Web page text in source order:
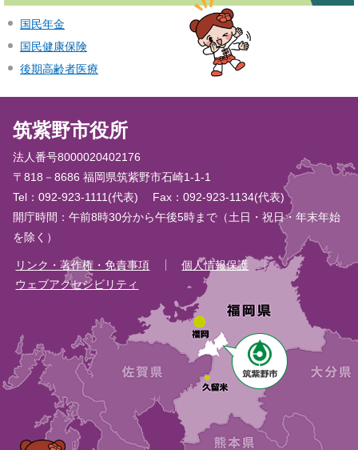
国民年金
国民健康保険
後期高齢者医療
筑紫野市役所
法人番号8000020402176
〒818－8686 福岡県筑紫野市石崎1-1-1
Tel：092-923-1111(代表)
Fax：092-923-1134(代表)
開庁時間：午前8時30分から午後5時まで（土日・祝日・年末年始
を除く）
リンク・著作権・免責事項
個人情報保護
ウェブアクセシビリティ